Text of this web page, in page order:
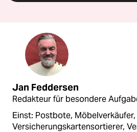
Jan Feddersen
Redakteur für besondere
Einst: Postbote, Möbelverkäufer,
Versicherungskartensortierer,